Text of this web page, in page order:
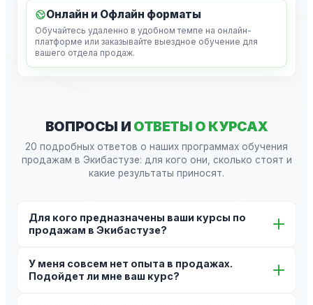
Онлайн и Офлайн форматы
Обучайтесь удаленно в удобном темпе на онлайн-
платформе или заказывайте выездное обучение для
вашего отдела продаж.
ВОПРОСЫ И ОТВЕТЫ О КУРСАХ
20 подробных ответов о наших программах обучения
продажам в Экибастузе: для кого они, сколько стоят и
какие результаты приносят.
Для кого предназначены ваши курсы по
продажам в Экибастузе?
специалистов: от начинающих менеджеров по
продажам до опытных руководителей отделов. Мы
У меня совсем нет опыта в продажах.
Подойдет ли мне ваш курс?